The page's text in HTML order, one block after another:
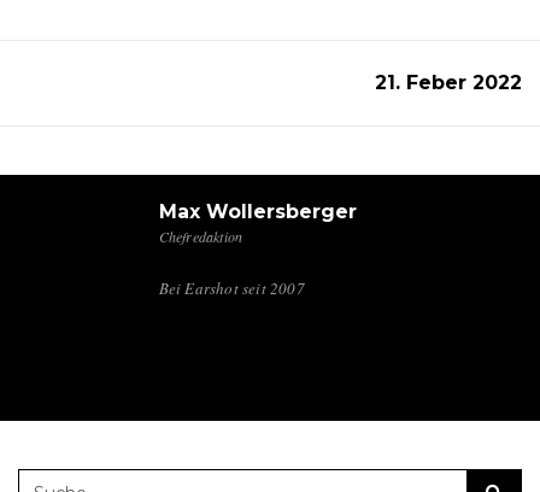
21. Feber 2022
Max Wollersberger
Chefredaktion
Bei Earshot seit 2007